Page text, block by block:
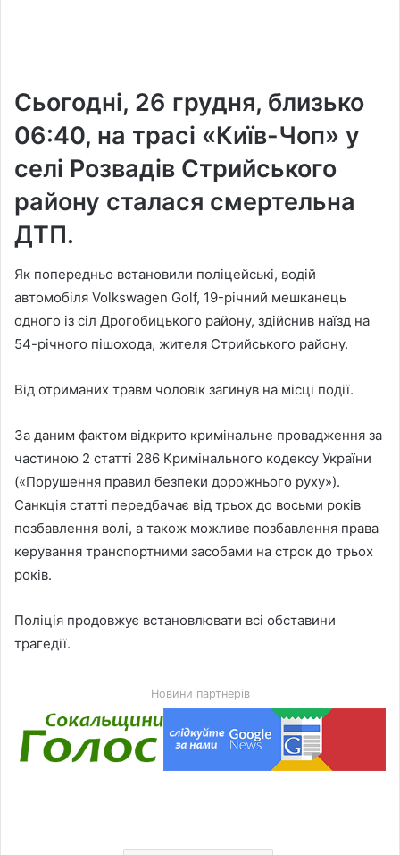
Сьогодні, 26 грудня, близько
06:40, на трасі «Київ-Чоп» у
селі Розвадів Стрийського
району сталася смертельна
ДТП.
Як попередньо встановили поліцейські, водій
автомобіля Volkswagen Golf, 19-річний мешканець
одного із сіл Дрогобицького району, здійснив наїзд на
54-річного пішохода, жителя Стрийського району.
Від отриманих травм чоловік загинув на місці події.
За даним фактом відкрито кримінальне провадження за
частиною 2 статті 286 Кримінального кодексу України
(«Порушення правил безпеки дорожнього руху»).
Санкція статті передбачає від трьох до восьми років
позбавлення волі, а також можливе позбавлення права
керування транспортними засобами на строк до трьох
років.
Поліція продовжує встановлювати всі обставини
трагедії.
Новини партнерів